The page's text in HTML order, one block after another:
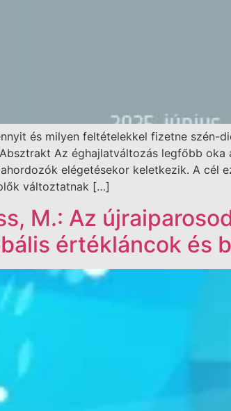
és milyen feltételekkel fizetne szén-
Absztrakt Az éghajlatváltozás legfőbb
elégetésekor keletkezik. A cél
változtatnak […]
M.: Az
értékláncok és